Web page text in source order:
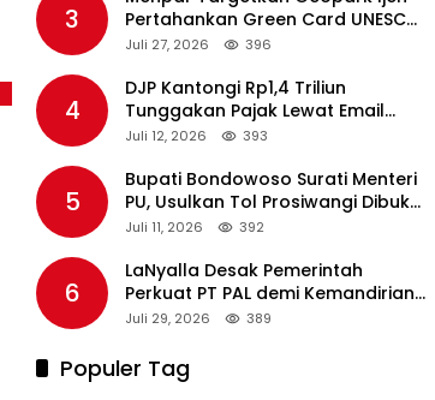
3
Pertahankan Green Card UNESCO
pada Revalidasi Agustus 2026
Juli 27, 2026 396
4
DJP Kantongi Rp1,4 Triliun
Tunggakan Pajak Lewat Email
Pengingat, Total Piutang Masih
Juli 12, 2026 393
5
Bupati Bondowoso Surati Menteri
PU, Usulkan Tol Prosiwangi Dibuka
Sementara
Juli 11, 2026 392
6
LaNyalla Desak Pemerintah
Perkuat PT PAL demi Kemandirian
Industri Pertahanan Maritim
Juli 29, 2026 389
Populer Tag